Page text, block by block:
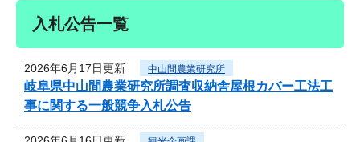
入札公告一覧
2026年6月17日更新 中山間農業研究所
岐阜県中山間農業研究所調査収納舎屋根カバー工法工
事に関する一般競争入札公告